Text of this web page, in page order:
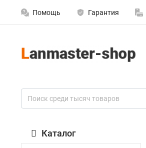
Помощь Гарантия
Каталог